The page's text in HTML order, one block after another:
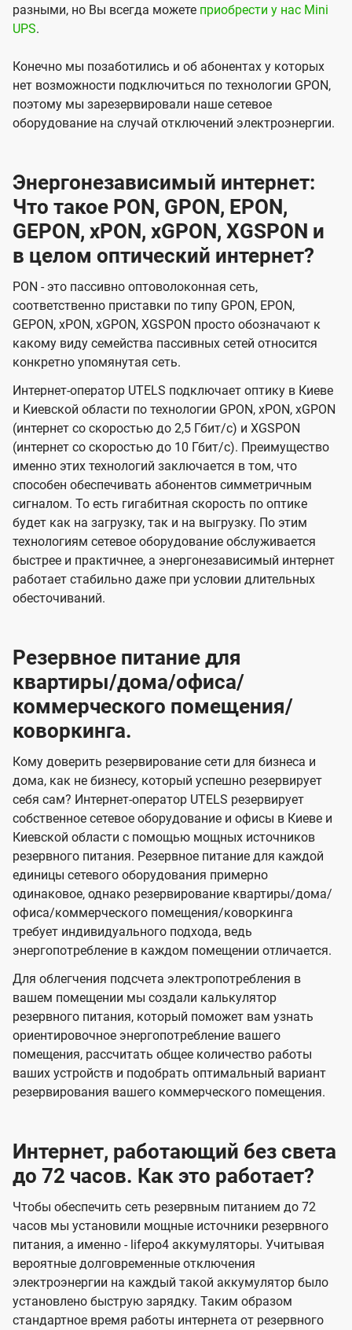
разными, но Вы всегда можете приобрести у нас Mini
UPS.
Конечно мы позаботились и об абонентах у которых
нет возможности подключиться по технологии GPON,
поэтому мы зарезервировали наше сетевое
оборудование на случай отключений электроэнергии.
Энергонезависимый интернет:
Что такое PON, GPON, EPON,
GEPON, xPON, xGPON, XGSPON и
в целом оптический интернет?
PON - это пассивно оптоволоконная сеть,
соответственно приставки по типу GPON, EPON,
GEPON, xPON, xGPON, XGSPON просто обозначают к
какому виду семейства пассивных сетей относится
конкретно упомянутая сеть.
Интернет-оператор UTELS подключает оптику в Киеве
и Киевской области по технологии GPON, xPON, xGPON
(интернет со скоростью до 2,5 Гбит/с) и XGSPON
(интернет со скоростью до 10 Гбит/с). Преимущество
именно этих технологий заключается в том, что
способен обеспечивать абонентов симметричным
сигналом. То есть гигабитная скорость по оптике
будет как на загрузку, так и на выгрузку. По этим
технологиям сетевое оборудование обслуживается
быстрее и практичнее, а энергонезависимый интернет
работает стабильно даже при условии длительных
обесточиваний.
Резервное питание для
квартиры/дома/офиса/
коммерческого помещения/
коворкинга.
Кому доверить резервирование сети для бизнеса и
дома, как не бизнесу, который успешно резервирует
себя сам? Интернет-оператор UTELS резервирует
собственное сетевое оборудование и офисы в Киеве и
Киевской области с помощью мощных источников
резервного питания. Резервное питание для каждой
единицы сетевого оборудования примерно
одинаковое, однако резервирование квартиры/дома/
офиса/коммерческого помещения/коворкинга
требует индивидуального подхода, ведь
энергопотребление в каждом помещении отличается.
Для облегчения подсчета электропотребления в
вашем помещении мы создали калькулятор
резервного питания, который поможет вам узнать
ориентировочное энергопотребление вашего
помещения, рассчитать общее количество работы
ваших устройств и подобрать оптимальный вариант
резервирования вашего коммерческого помещения.
Интернет, работающий без света
до 72 часов. Как это работает?
Чтобы обеспечить сеть резервным питанием до 72
часов мы установили мощные источники резервного
питания, а именно - lifepo4 аккумуляторы. Учитывая
вероятные долговременные отключения
электроэнергии на каждый такой аккумулятор было
установлено быструю зарядку. Таким образом
стандартное время работы интернета от резервного